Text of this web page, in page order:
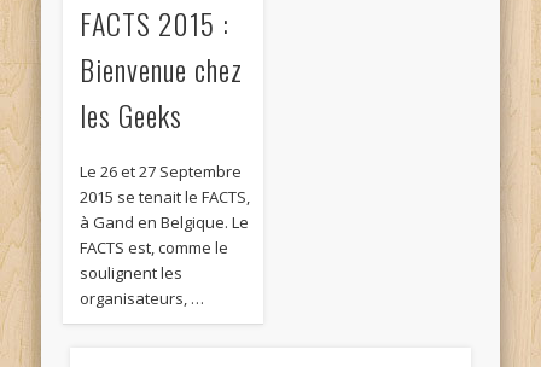
FACTS 2015 :
Bienvenue chez
les Geeks
Le 26 et 27 Septembre
2015 se tenait le FACTS,
à Gand en Belgique. Le
FACTS est, comme le
soulignent les
organisateurs, …